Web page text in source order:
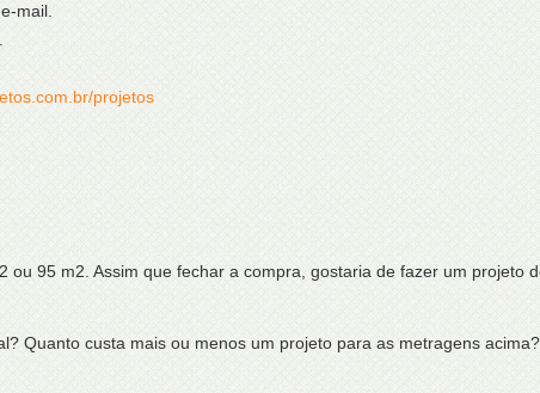
mail.
projetos
95 m2. Assim que fechar a compra, gostaria de fazer um projeto
Quanto custa mais ou menos um projeto para as metragens acima?